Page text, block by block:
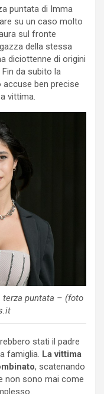
puntata di Imma
su un caso molto
sul fronte
della stessa
diciottenne di origini
da subito la
accuse ben precise
vittima.
terza puntata – (foto
stati il padre
famiglia. La vittima
, scatenando
non sono mai come